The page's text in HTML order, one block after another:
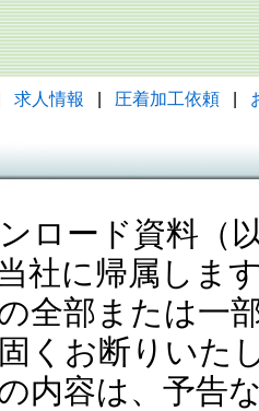
求人情報 圧着加工依頼
ロード資料（
社に帰属しま
全部または一
くお断りいた
内容は、予告